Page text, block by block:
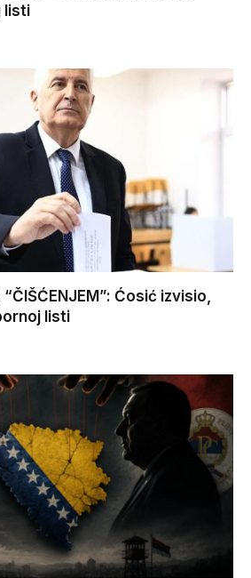
listi
“ČIŠĆENJEM”: Ćosić izvisio,
listi